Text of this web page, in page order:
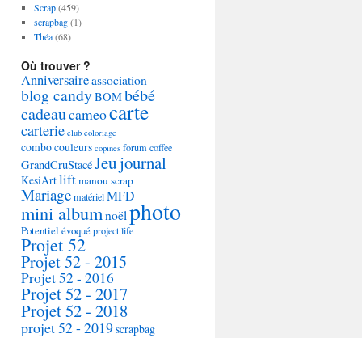
Scrap(459)
scrapbag(1)
Théa(68)
Où trouver ?
Anniversaireassociation
blog candyBOMbébé
cadeaucameocarte
carterie club coloriage
combo couleurs copines forum coffee
GrandCruStacéJeujournal
KesiArtliftmanou scrap
MariagematérielMFD
mini albumnoëlphoto
Potentiel évoquéproject life
Projet 52
Projet 52 - 2015
Projet 52 - 2016
Projet 52 - 2017
Projet 52 - 2018
projet 52 - 2019scrapbag